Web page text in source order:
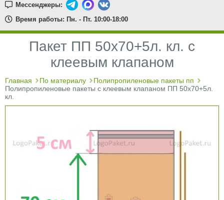
Мессенджеры:
Время работы: Пн. - Пт. 10:00-18:00
Пакет ПП 50х70+5л. кл. с
клеевым клапаном
Главная По материалу
Полипропиленовые пакеты пп
Полипропиленовые пакеты с клеевым клапаном ПП 50х70+5л.
кл.